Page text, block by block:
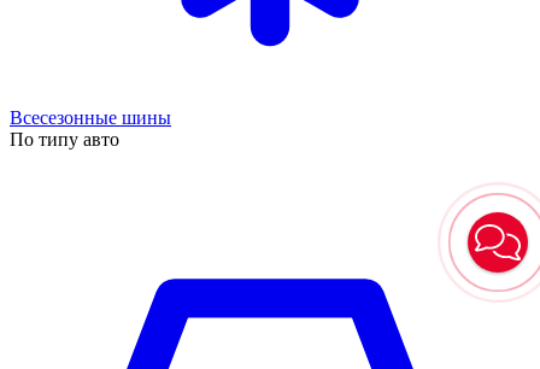
Всесезонные шины
По типу авто